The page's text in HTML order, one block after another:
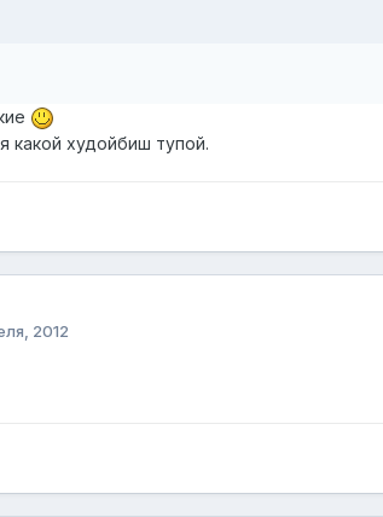
худойбиш тупой.
2012